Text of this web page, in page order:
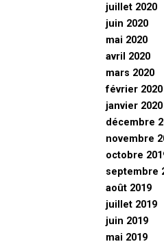
juillet 2020
juin 2020
mai 2020
avril 2020
mars 2020
février 2020
janvier 2020
décembre
novembre
octobre
septembre
août 2019
juillet 2019
juin 2019
mai 2019